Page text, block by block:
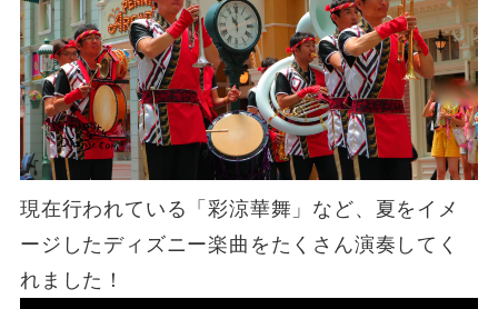
現在行われている「彩涼華舞」など、夏をイメ
ージしたディズニー楽曲をたくさん演奏してく
れました！